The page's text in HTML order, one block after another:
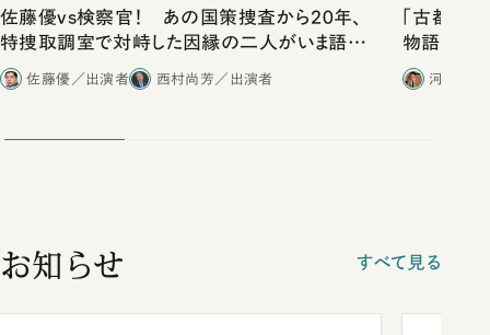
佐藤優vs検察官！ あの国策捜査から20年、
特捜取調室で対峙した因縁の二人がいま語り
合ったこと
佐藤優／出演者 西村尚芳／出演者
「古都」
物語」に
河野有
お知らせ すべて見る